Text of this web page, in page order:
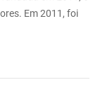
Em 2011, foi
impressora foi
mais de 100.000
preto e branco a
incluindo o rolo